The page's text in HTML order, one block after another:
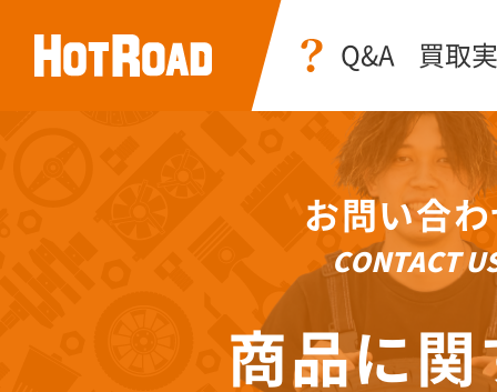
Q&A 買取
お問い合
CONTACT
商品に関